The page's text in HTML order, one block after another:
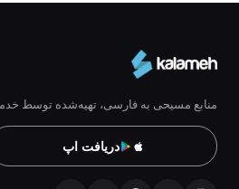
منابع مسیحی به فارسی، تهیه‌شده توسط
دریافت اپ